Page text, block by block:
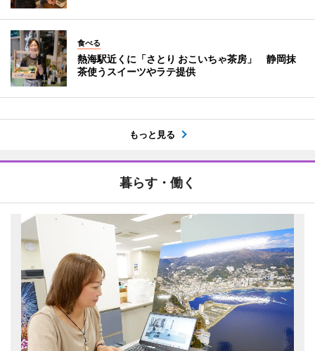
食べる
熱海駅近くに「さとり おこいちゃ茶房」 静岡抹
茶使うスイーツやラテ提供
もっと見る
暮らす・働く